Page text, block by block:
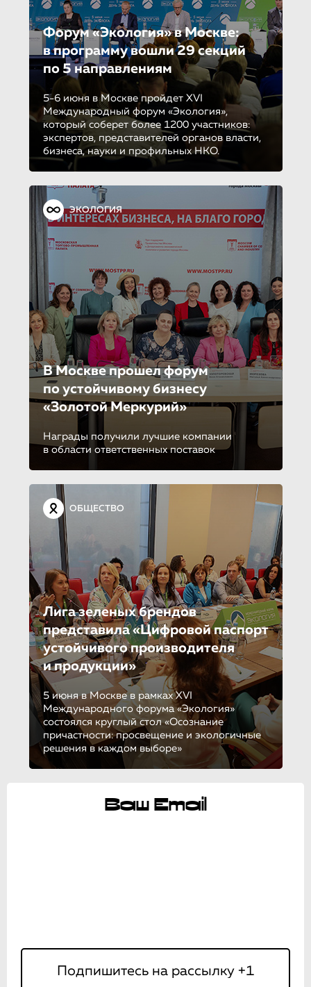
Форум «Экология» в Москве:
в программу вошли 29 секций
по 5 направле­ни­ям
5-6 июня в Москве пройдет XVI
Международный форум «Экология»,
который соберет более 1200 участников:
экспертов, представителей органов власти,
бизнеса, науки и профильных НКО.
ЭКОЛОГИЯ
В Москве прошел форум
по устойчиво­му бизнесу
«Золотой Меркурий»
Награды получили лучшие компании
в области ответственных поставок
ОБЩЕСТВО
Лига зеленых брендов
представила «Цифровой паспорт
устойчивого производителя
и продукции»
5 июня в Москве в рамках XVI
Международного форума «Экология»
состоялся круглый стол «Осознание
причастности: просвещение и экологичные
решения в каждом выборе»
Ваш Email